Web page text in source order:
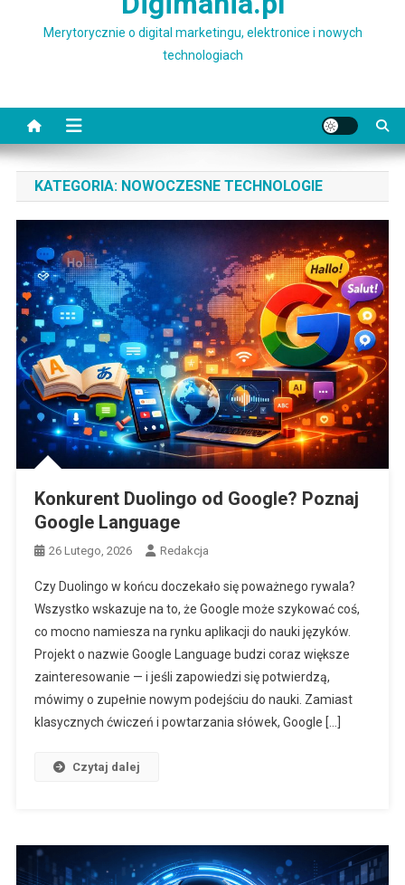
Merytorycznie o digital marketingu, elektronice i nowych
technologiach
KATEGORIA: NOWOCZESNE TECHNOLOGIE
Konkurent Duolingo od Google? Poznaj
Google Language
26 Lutego, 2026 Redakcja
Czy Duolingo w końcu doczekało się poważnego rywala?
Wszystko wskazuje na to, że Google może szykować coś,
co mocno namiesza na rynku aplikacji do nauki języków.
Projekt o nazwie Google Language budzi coraz większe
zainteresowanie — i jeśli zapowiedzi się potwierdzą,
mówimy o zupełnie nowym podejściu do nauki. Zamiast
klasycznych ćwiczeń i powtarzania słówek, Google […]
Czytaj dalej